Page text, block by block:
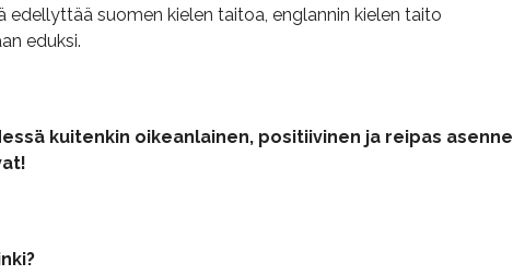
edellyttää suomen kielen taitoa, englannin kielen taito
eduksi.
kuitenkin oikeanlainen, positiivinen ja reipas asenne